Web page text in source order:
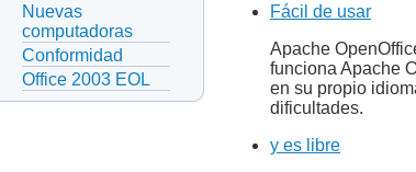
Nuevas
computadoras
Conformidad
Office 2003 EOL
Fácil de usar
Apache
funciona Apache
en su propio
dificultades.
y es libre